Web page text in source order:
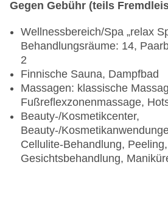
Gegen Gebühr (teils
Wellnessbereich/Spa „relax
Behandlungsräume: 14,
2
Finnische Sauna, Dampfbad
Massagen: klassische
Fußreflexzonenmassage,
Beauty-/Kosmetikcenter,
Beauty-/
Cellulite-Behandlung, Peeling,
Gesichtsbehandlung,